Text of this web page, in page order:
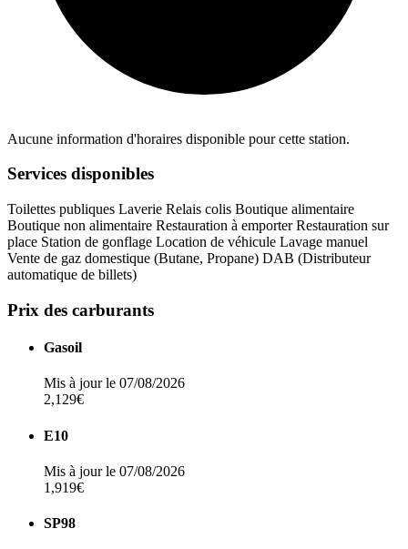
Aucune information d'horaires disponible pour cette station.
Services disponibles
Toilettes publiques Laverie Relais colis Boutique alimentaire
Boutique non alimentaire Restauration à emporterRestauration sur
place Station de gonflage Location de véhicule Lavage manuel
Vente de gaz domestique (Butane, Propane) DAB (Distributeur
automatique de billets)
Prix des carburants
Gasoil
Mis à jour le 07/08/2026
2,129€
E10
Mis à jour le 07/08/2026
1,919€
SP98